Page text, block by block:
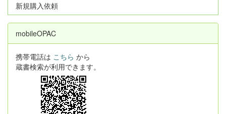
新規購入依頼
mobileOPAC
携帯電話は こちら から
蔵書検索が利用できます。